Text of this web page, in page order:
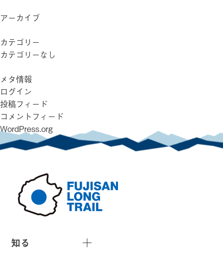
ン
アーカイブ
カテゴリー
カテゴリーなし
メタ情報
ログイン
投稿フィード
コメントフィード
WordPress.org
知る